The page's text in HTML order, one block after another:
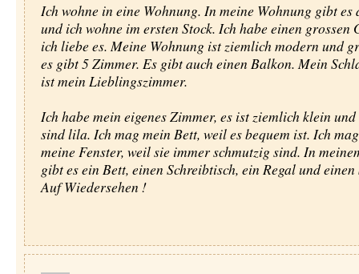
Ich wohne in eine Wohnung. In meine Wohnung gibt es
und ich wohne im ersten Stock. Ich habe einen grossen
ich liebe es. Meine Wohnung ist ziemlich modern und
es gibt 5 Zimmer. Es gibt auch einen Balkon. Mein
ist mein Lieblingszimmer.
Ich habe mein eigenes Zimmer, es ist ziemlich klein
sind lila. Ich mag mein Bett, weil es bequem ist. Ich
meine Fenster, weil sie immer schmutzig sind. In
gibt es ein Bett, einen Schreibtisch, ein Regal und einen
Auf Wiedersehen !